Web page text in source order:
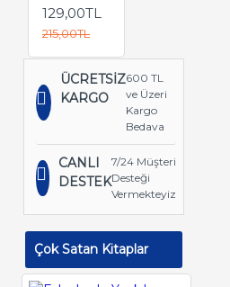
129,00TL
215,00TL
ÜCRETSİZ
KARGO
600 TL
ve Üzeri
Kargo
Bedava
CANLI
DESTEK
7/24 Müşteri
Desteği
Vermekteyiz
Çok Satan Kitaplar